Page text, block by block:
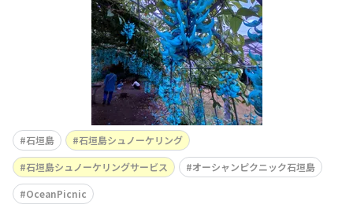
石垣島
石垣島シュノーケリング
石垣島シュノーケリングサービス
オーシャンピクニック石垣島
OceanPicnic